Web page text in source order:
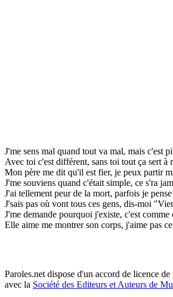
J'me sens mal quand tout va mal, mais c'est
Avec toi c'est différent, sans toi tout ça sert à
Mon père me dit qu'il est fier, je peux partir
J'me souviens quand c'était simple, ce s'ra
J'ai tellement peur de la mort, parfois je
J'sais pas où vont tous ces gens, dis-moi
J'me demande pourquoi j'existe, c'est comme
Elle aime me montrer son corps, j'aime pas
Paroles.net dispose d'un accord de licence de
avec la Société des Editeurs et Auteurs de